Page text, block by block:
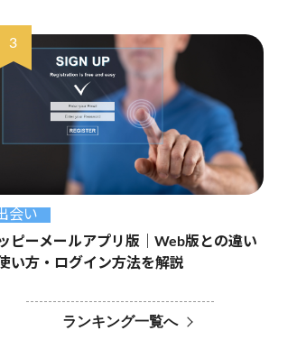
会い
ピーメールアプリ版｜Web版との違い
い方・ログイン方法を解説
ランキング一覧へ